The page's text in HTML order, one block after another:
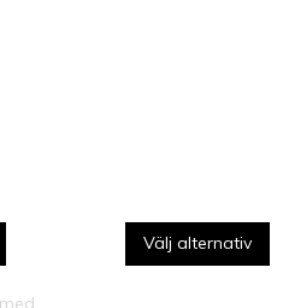
Välj alternativ